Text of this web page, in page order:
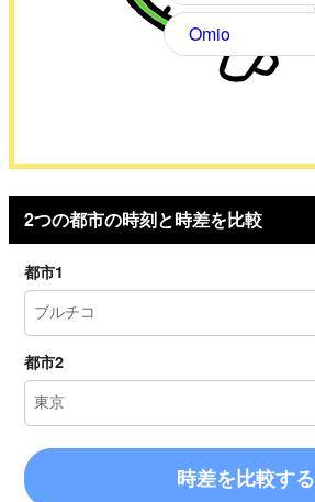
Omio
2つの都市の時刻と時差を比較
都市1
都市2
時差を比較する